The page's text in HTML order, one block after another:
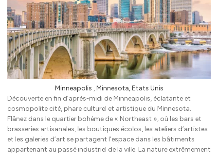
Minneapolis , Minnesota, Etats Unis
Découverte en fin d’après-midi de Minneapolis, éclatante et
cosmopolite cité, phare culturel et artistique du Minnesota.
Flânez dans le quartier bohème de « Northeast », où les bars et
brasseries artisanales, les boutiques écolos, les ateliers d’artistes
et les galeries d’art se partagent l’espace dans les bâtiments
appartenant au passé industriel de la ville. La nature extrêmement